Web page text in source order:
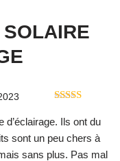
d’éclairage. Ils ont du
sont un peu chers à
sans plus. Pas mal